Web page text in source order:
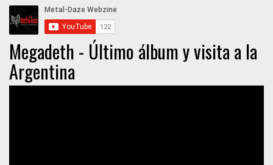
Megadeth - Último álbum y visita a la
Argentina